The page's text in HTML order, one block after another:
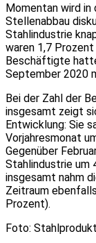
Momentan wird in
Stellenabbau
Stahlindustrie
waren 1,7
Beschäftigte
September 2020
Bei der Zahl der
insgesamt zeigt
Entwicklung: Sie
Vorjahresmonat
Gegenüber
Stahlindustrie um
insgesamt nahm
Zeitraum
Prozent).
Foto: